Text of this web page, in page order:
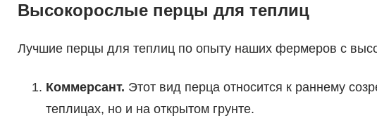
Высокорослые перцы для теплиц
Лучшие перцы для теплиц по опыту наших фермеров с
Коммерсант. Этот вид перца относится к раннему
теплицах, но и на открытом грунте.